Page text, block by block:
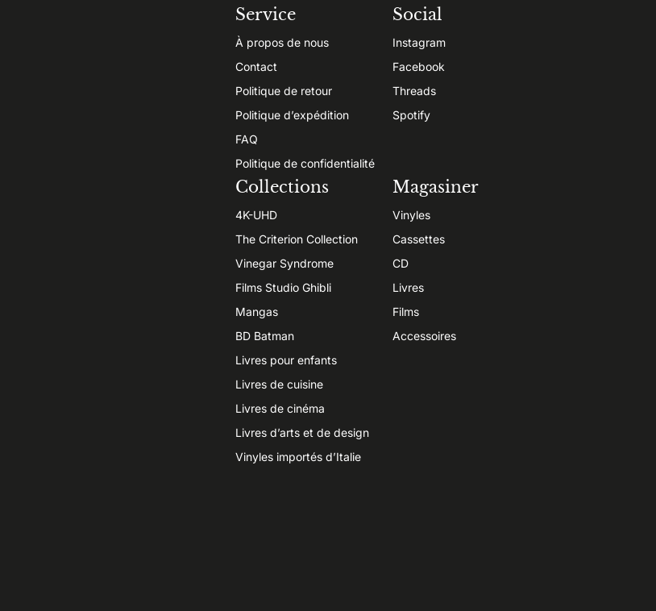
Service
À propos de nous
Contact
Politique de retour
Politique d’expédition
FAQ
Politique de confidentialité
Social
Instagram
Facebook
Threads
Spotify
Collections
4K-UHD
The Criterion Collection
Vinegar Syndrome
Films Studio Ghibli
Mangas
BD Batman
Livres pour enfants
Livres de cuisine
Livres de cinéma
Livres d’arts et de design
Vinyles importés d’Italie
Magasiner
Vinyles
Cassettes
CD
Livres
Films
Accessoires